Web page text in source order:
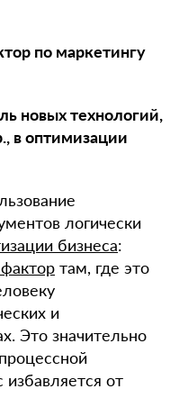
по маркетингу
новых технологий,
в оптимизации
логически
бизнеса:
там, где это
и
Это значительно
от